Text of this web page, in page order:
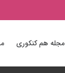
مجله هم کنکوری